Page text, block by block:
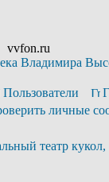
vvfon.ru
Владимира
Пользователи
личные
театр кукол,